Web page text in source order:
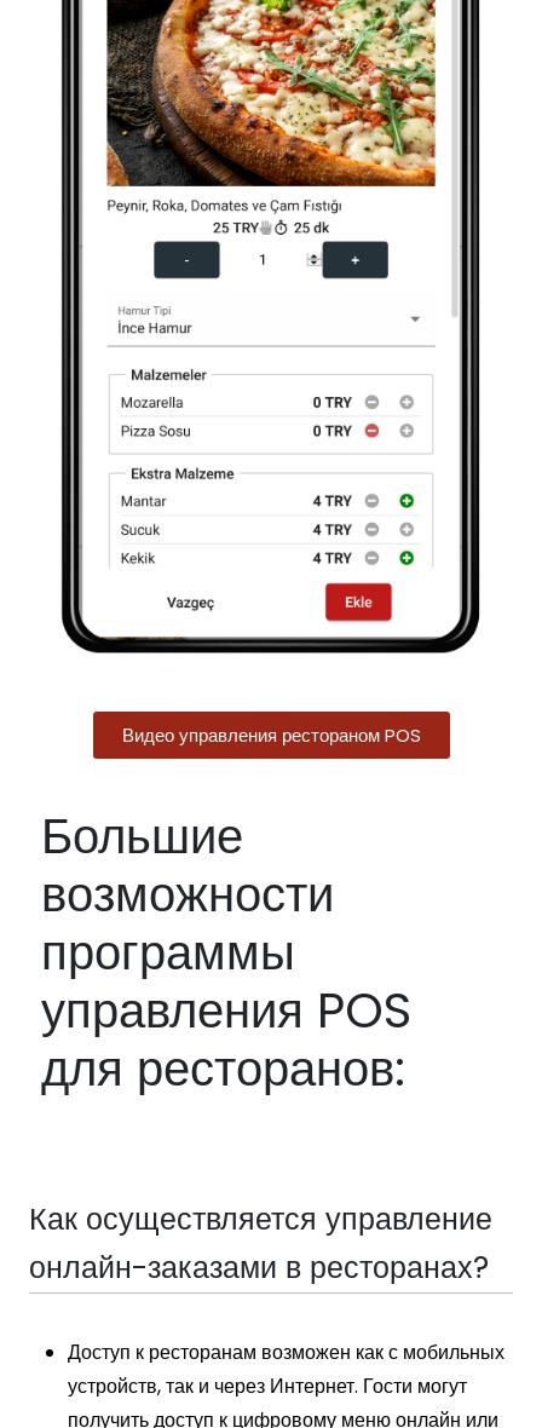
Видео управления рестораном POS
Большие
возможности
программы
управления POS
для ресторанов:
Как осуществляется управление
онлайн-заказами в ресторанах?
Доступ к ресторанам возможен как с мобильных
устройств, так и через Интернет. Гости могут
получить доступ к цифровому меню онлайн или